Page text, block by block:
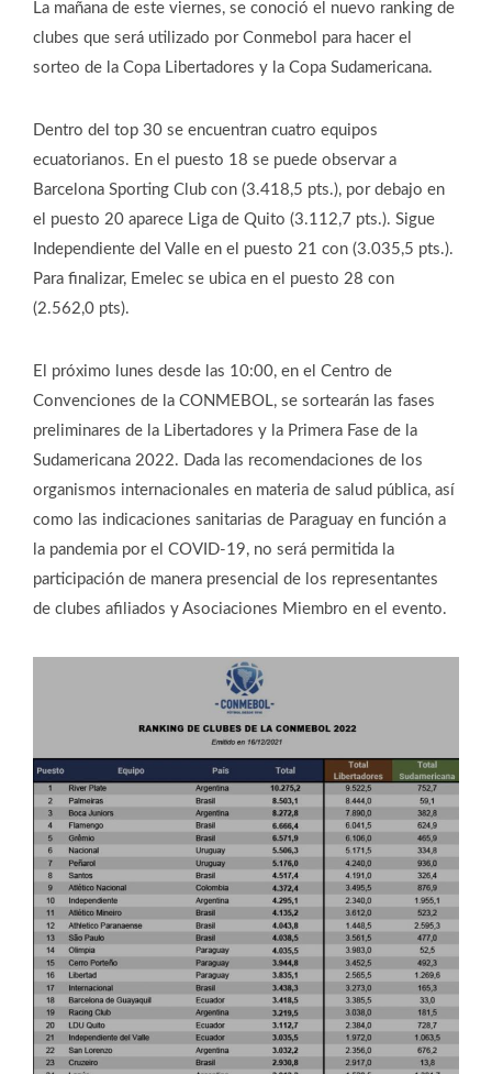
La mañana de este viernes, se conoció el nuevo ranking de
clubes que será utilizado por Conmebol para hacer el
sorteo de la Copa Libertadores y la Copa Sudamericana.
Dentro del top 30 se encuentran cuatro equipos
ecuatorianos. En el puesto 18 se puede observar a
Barcelona Sporting Club con (3.418,5 pts.), por debajo en
el puesto 20 aparece Liga de Quito (3.112,7 pts.). Sigue
Independiente del Valle en el puesto 21 con (3.035,5 pts.).
Para finalizar, Emelec se ubica en el puesto 28 con
(2.562,0 pts).
El próximo lunes desde las 10:00, en el Centro de
Convenciones de la CONMEBOL, se sortearán las fases
preliminares de la Libertadores y la Primera Fase de la
Sudamericana 2022. Dada las recomendaciones de los
organismos internacionales en materia de salud pública, así
como las indicaciones sanitarias de Paraguay en función a
la pandemia por el COVID-19, no será permitida la
participación de manera presencial de los representantes
de clubes afiliados y Asociaciones Miembro en el evento.